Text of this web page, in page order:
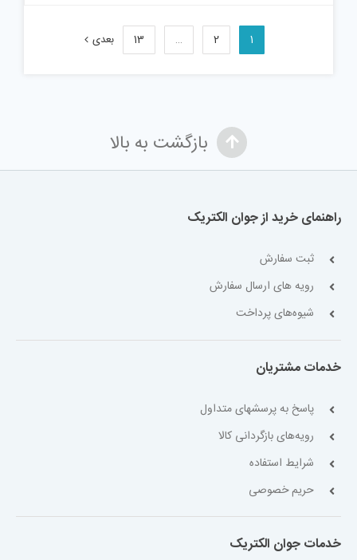
1
2
…
13 بعدی
بازگشت به بالا
راهنمای خرید از جوان الکتریک
ثبت سفارش
رویه های ارسال سفارش
شیوه‌های پرداخت
خدمات مشتریان
پاسخ به پرسشهای متداول
رویه‌های بازگردانی کالا
شرایط استفاده
حریم خصوصی
خدمات جوان الکتریک